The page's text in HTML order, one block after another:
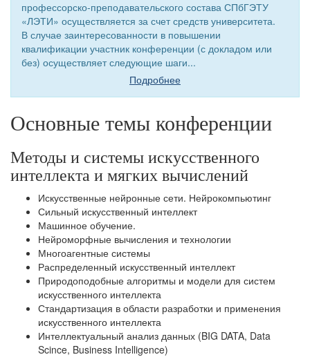
профессорско-преподавательского состава СПбГЭТУ
«ЛЭТИ» осуществляется за счет средств университета.
В случае заинтересованности в повышении
квалификации участник конференции (с докладом или
без) осуществляет следующие шаги...
Подробнее
Основные темы конференции
Методы и системы искусственного
интеллекта и мягких вычислений
Искусственные нейронные сети. Нейрокомпьютинг
Сильный искусственный интеллект
Машинное обучение.
Нейроморфные вычисления и технологии
Многоагентные системы
Распределенный искусственный интеллект
Природоподобные алгоритмы и модели для систем
искусственного интеллекта
Стандартизация в области разработки и применения
искусственного интеллекта
Интеллектуальный анализ данных (BIG DATA, Data
Scince, Business Intelligence)